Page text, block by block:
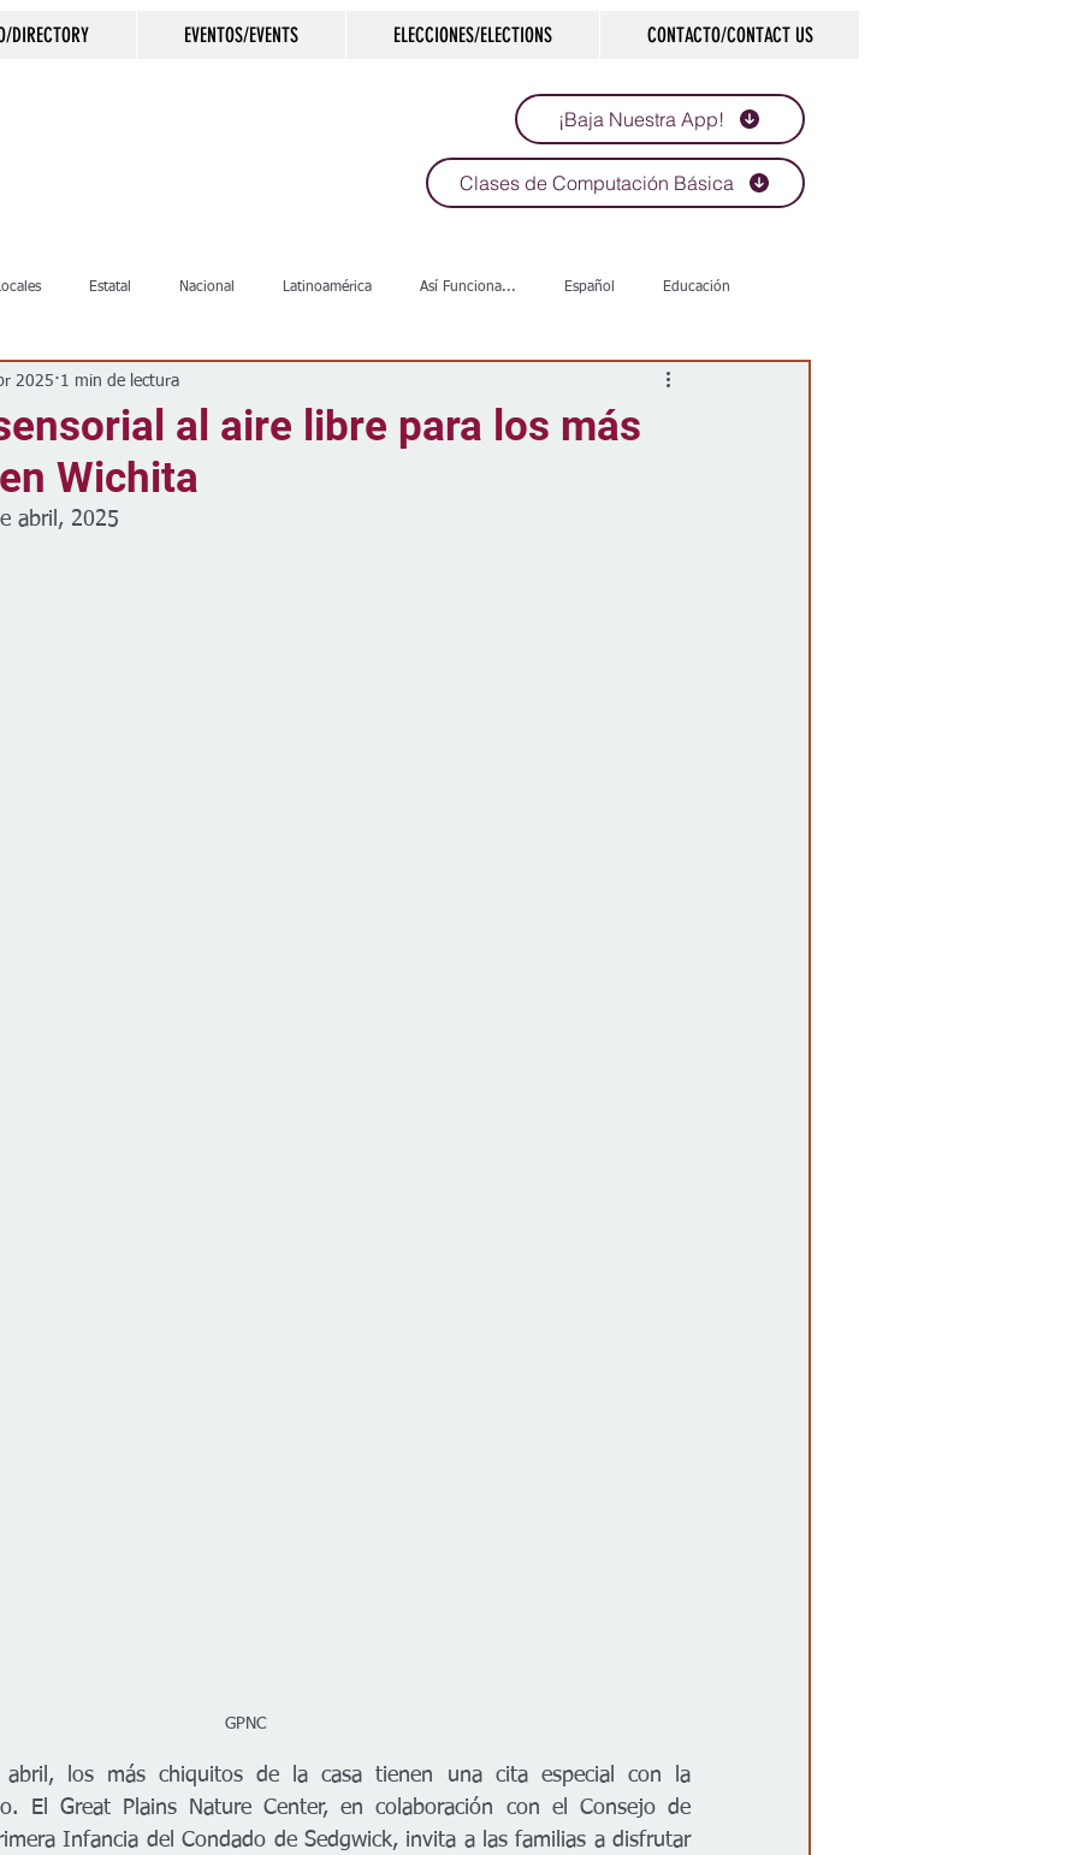
DIRECTORY EVENTOS/EVENTS ELECCIONES/ELECTIONS CONTACTO/CONTACT US
¡Baja Nuestra App!
Clases de Computación Básica
Estatal Nacional Latinoamérica Así Funciona... Español Educación
Salud Arte & Cultura
Escuelas Calles
al aire libre para los más
Wichita
2025 1 min de lectura
abril, 2025
GPNC
abril, los más chiquitos de la casa tienen una cita especial con la
El Great Plains Nature Center, en colaboración con el Consejo de
Infancia del Condado de Sedgwick, invita a las familias a disfrutar